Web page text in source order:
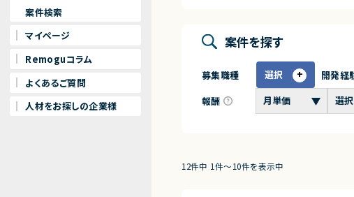
案件検索
マイページ
Remoguコラム
よくあるご質問
人材をお探しの企業様
案件を探す
募集職種 選択 開発経
報酬
12件中 1件〜10件を表示中